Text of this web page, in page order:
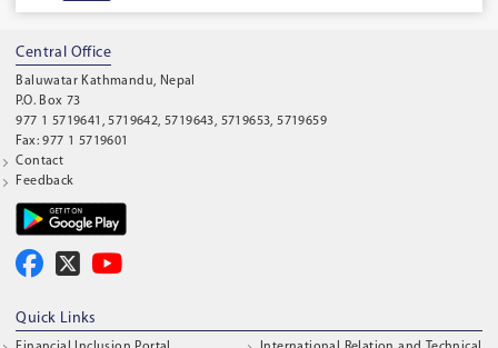
Central Office
Baluwatar Kathmandu, Nepal
P.O. Box 73
977 1 5719641, 5719642, 5719643, 5719653, 5719659
Fax: 977 1 5719601
Contact
Feedback
Quick Links